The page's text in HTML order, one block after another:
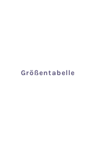
Größentabelle